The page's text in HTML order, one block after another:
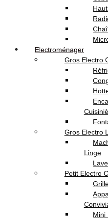
Accessoires Téléphones,
Pour Téléphones
Support
57 Rotation
Highlights:
Inkax
tous
appareils similaires
Plastique
–
Electroménager
Gros Electro
Gros Electro
Linge
Petit Electro
Mini